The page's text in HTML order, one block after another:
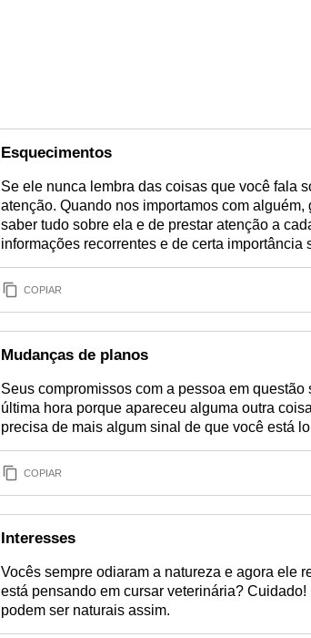
Esquecimentos
Se ele nunca lembra das coisas que você fala
atenção. Quando nos importamos com
saber tudo sobre ela e de prestar atenção a
informações recorrentes e de certa
COPIAR
Mudanças de planos
Seus compromissos com a pessoa em
última hora porque apareceu alguma outra
precisa de mais algum sinal de que você está
COPIAR
Interesses
Vocês sempre odiaram a natureza e agora ele
está pensando em cursar veterinária?
podem ser naturais assim.